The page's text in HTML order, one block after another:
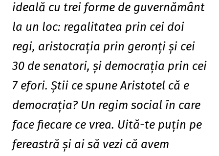
ideală cu trei forme de guvernământ
la un loc: regalitatea prin cei doi
regi, aristocraţia prin geronţi şi cei
30 de senatori, şi democraţia prin cei
7 efori. Ştii ce spune Aristotel că e
democraţia? Un regim social în care
face fiecare ce vrea. Uită-te puţin pe
fereastră şi ai să vezi că avem